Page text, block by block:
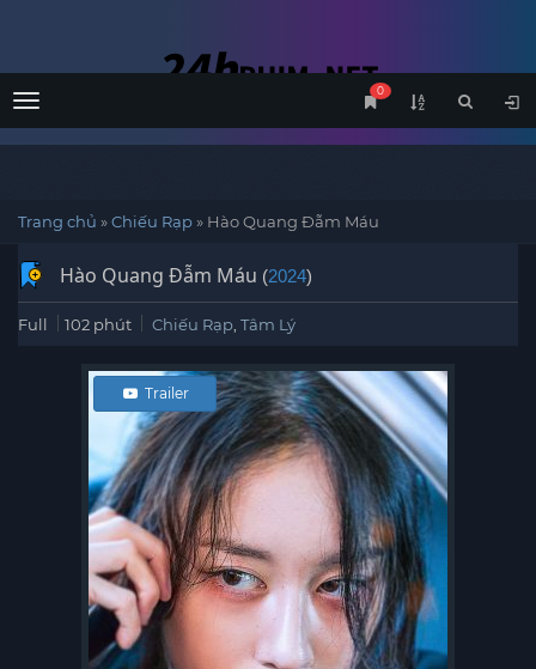
Menu
0
Trang chủ »Chiếu Rạp» Hào Quang Đẫm Máu
Hào Quang Đẫm Máu (2024)
Full 102 phút Chiếu Rạp Tâm Lý
Trailer